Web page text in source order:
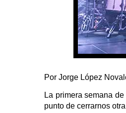
Por Jorge López
La primera semana
punto de cerrarnos